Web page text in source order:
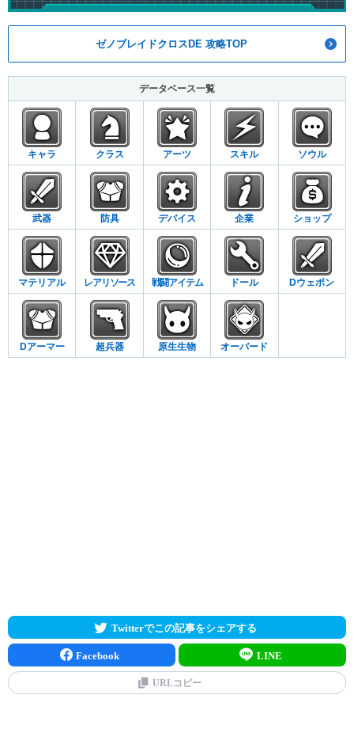
ゼノブレイドクロスDE 攻略TOP
データベース一覧
キャラ クラス アーツ スキル ソウル
武器 防具 デバイス 企業 ショップ
マテリアル レアリソース 戦闘アイテム ドール Dウェポン
Dアーマー 超兵器 原生生物 オーバード
Twitterでこの記事をシェアする
Facebook LINE
URLコピー